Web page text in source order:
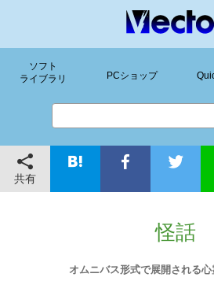
ソフト
ライブラリ
PCショップ
共有
怪話
オムニバス形式で展開される